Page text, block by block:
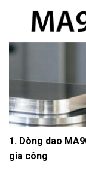
1. Dòng dao
gia công